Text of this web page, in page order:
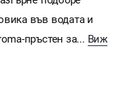
във водата и
пръстен за... Виж